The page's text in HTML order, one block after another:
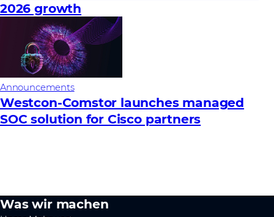
2026 growth
Announcements
Westcon-Comstor launches managed
SOC solution for Cisco partners
Was wir machen